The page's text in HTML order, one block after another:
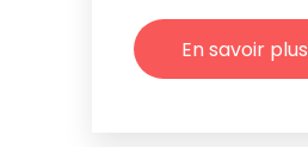
En savoir plus